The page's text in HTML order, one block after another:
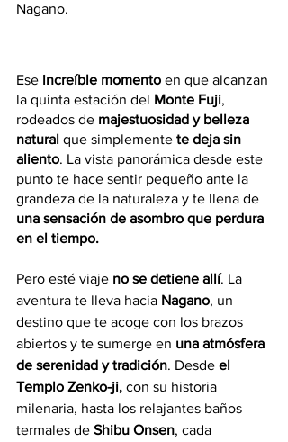
Nagano.
Ese increíble momento en que alcanzan
la quinta estación del Monte Fuji,
rodeados de majestuosidad y belleza
natural que simplemente te deja sin
aliento. La vista panorámica desde este
punto te hace sentir pequeño ante la
grandeza de la naturaleza y te llena de
una sensación de asombro que perdura
en el tiempo.
Pero esté viaje no se detiene allí. La
aventura te lleva hacia Nagano, un
destino que te acoge con los brazos
abiertos y te sumerge en una atmósfera
de serenidad y tradición. Desde el
Templo Zenko-ji, con su historia
milenaria, hasta los relajantes baños
termales de Shibu Onsen, cada